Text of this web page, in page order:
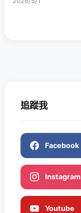
追蹤我
Facebook
Instagram
Youtube